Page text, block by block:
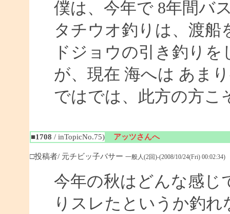
僕は、今年で 8年間バ
タチウオ釣りは、渡船
ドジョウの引き釣り
が、現在 海へは あま
ではでは、此方の方こ
■1708 / inTopicNo.75) アッツさんへ
□投稿者/ 元チビッ子バサー 一般人(2回)-(2008/10/24(Fri) 00:02:34)
今年の秋はどんな感じ
りスレたというか釣